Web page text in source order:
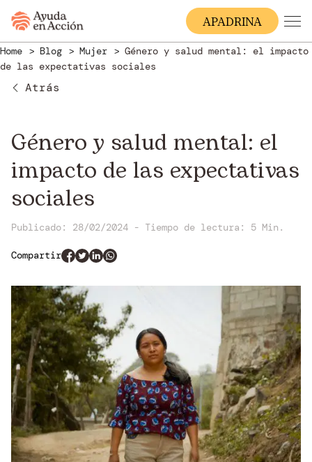
APADRINA
Home Blog Mujer
Género y salud mental: el impacto
de las expectativas sociales
Atrás
Género y salud mental: el
impacto de las expectativas
sociales
Publicado: 28/02/2024 - Tiempo de lectura: 5 Min.
Compartir